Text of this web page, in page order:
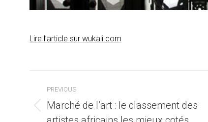
Lire l’article sur wukali.com
navigation
PREVIOUS
Previous
Marché de l’art : le classement des